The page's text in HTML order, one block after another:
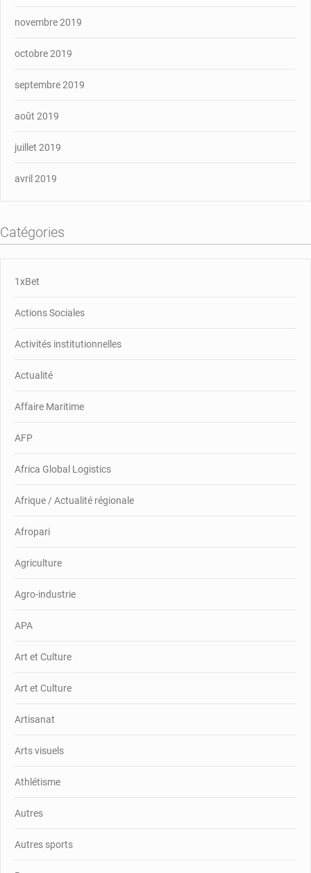
novembre 2019
octobre 2019
septembre 2019
août 2019
juillet 2019
avril 2019
Catégories
1xBet
Actions Sociales
Activités institutionnelles
Actualité
Affaire Maritime
AFP
Africa Global Logistics
Afrique / Actualité régionale
Afropari
Agriculture
Agro-industrie
APA
Art et Culture
Art et Culture
Artisanat
Arts visuels
Athlétisme
Autres
Autres sports